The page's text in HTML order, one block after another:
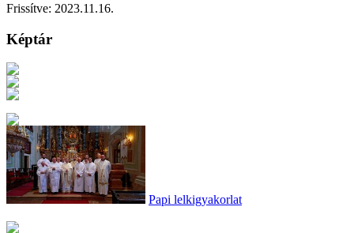
Frissítve: 2023.11.16.
Képtár
Papi lelkigyakorlat